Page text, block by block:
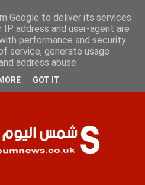
الخميس 6 أغسطس 2026
الصفحات
Google to deliver its services
address and user-agent are
performance and security
service, generate usage
address abuse.
GOT IT